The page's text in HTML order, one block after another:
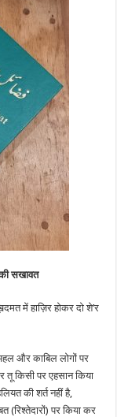
सखावत
में हाज़िर होकर दो शे’र
और काबिल लोगों पर
तू किसी पर एहसान किया
की शर्त नहीं है,
(रिश्तेदारों) पर किया कर